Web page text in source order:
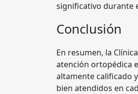
significativo durante
Conclusión
En resumen, la
atención ortopédica
altamente calificado
bien atendidos en